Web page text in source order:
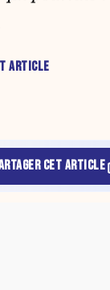
ARTICLE
CET ARTICLE